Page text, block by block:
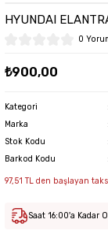
HYUNDAI
0
₺900,00
Kategori
Marka
Stok Kodu
Barkod Kodu
97,51 TL den başlayan
Saat 16:00'a Kadar